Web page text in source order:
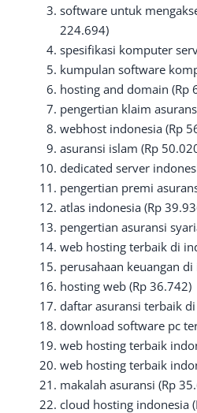
software untuk
224.694)
spesifikasi komputer
kumpulan software
hosting and domain (Rp
pengertian klaim
webhost indonesia (Rp
asuransi islam (Rp
dedicated server
pengertian premi
atlas indonesia (Rp
pengertian asuransi
web hosting terbaik di
perusahaan keuangan
hosting web (Rp 36.742)
daftar asuransi terbaik
download software pc
web hosting terbaik
web hosting terbaik
makalah asuransi (Rp
cloud hosting indonesia